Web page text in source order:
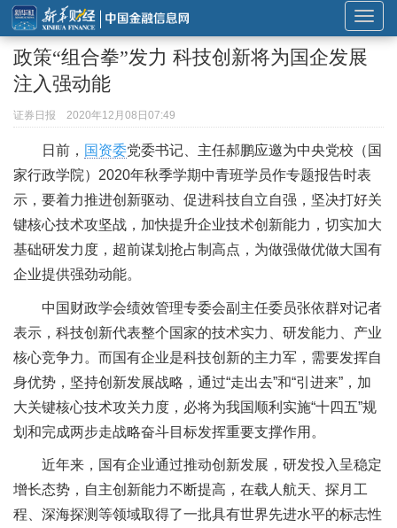
展
开
或
导
航
政策“组合拳”发力 科技创新将为国企发展
注入强动能
证券日报 2020年12月08日07:49
日前， 国资委党委书记、主任郝鹏应邀为中央党校（国
家行政学院）2020年秋季学期中青班学员作专题报告时表
示，要着力推进创新驱动、促进科技自立自强，坚决打好关
键核心技术攻坚战，加快提升企业技术创新能力，切实加大
基础研发力度，超前谋划抢占制高点，为做强做优做大国有
企业提供强劲动能。
中国财政学会绩效管理专委会副主任委员张依群对记者
表示，科技创新代表整个国家的技术实力、研发能力、产业
核心竞争力。而国有企业是科技创新的主力军，需要发挥自
身优势，坚持创新发展战略，通过“走出去”和“引进来”，加
大关键核心技术攻关力度，必将为我国顺利实施“十四五”规
划和完成两步走战略奋斗目标发挥重要支撑作用。
近年来，国有企业通过推动创新发展，研发投入呈稳定
增长态势，自主创新能力不断提高，在载人航天、探月工
程、深海探测等领域取得了一批具有世界先进水平的标志性